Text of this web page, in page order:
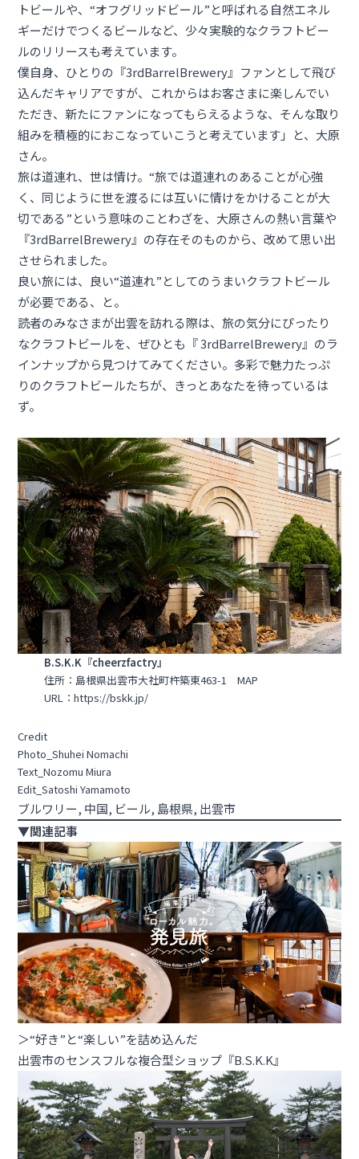
トビールや、“オフグリッドビール”と呼ばれる自然エネル
ギーだけでつくるビールなど、少々実験的なクラフトビー
ルのリリースも考えています。
僕自身、ひとりの『3rdBarrelBrewery』ファンとして飛び
込んだキャリアですが、これからはお客さまに楽しんでい
ただき、新たにファンになってもらえるような、そんな取り
組みを積極的におこなっていこうと考えています」と、大原
さん。
旅は道連れ、世は情け。“旅では道連れのあることが心強
く、同じように世を渡るには互いに情けをかけることが大
切である”という意味のことわざを、大原さんの熱い言葉や
『3rdBarrelBrewery』の存在そのものから、改めて思い出
させられました。
良い旅には、良い“道連れ”としてのうまいクラフトビール
が必要である、と。
読者のみなさまが出雲を訪れる際は、旅の気分にぴったり
なクラフトビールを、ぜひとも『 3rdBarrelBrewery』のラ
インナップから見つけてみてください。多彩で魅力たっぷ
りのクラフトビールたちが、きっとあなたを待っているは
ず。
B.S.K.K『cheerzfactry』
住所：島根県出雲市大社町杵築東463-1 MAP
URL： https://bskk.jp/
Credit
Photo_Shuhei Nomachi
Text_Nozomu Miura
Edit_Satoshi Yamamoto
ブルワリー, 中国, ビール, 島根県, 出雲市
▼関連記事
＞“好き”と“楽しい”を詰め込んだ
出雲市のセンスフルな複合型ショップ『B.S.K.K』